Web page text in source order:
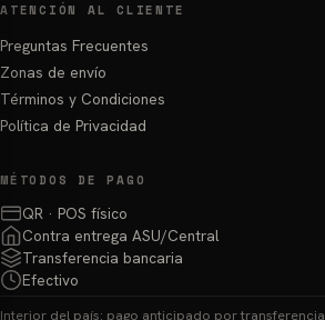
ATENCIÓN AL CLIENTE
Preguntas Frecuentes
Zonas de envío
Términos y Condiciones
Política de Privacidad
MÉTODOS DE PAGO
QR · POS físico
Contra entrega ASU/Central
Transferencia bancaria
Efectivo
Interior del país: pago anticipado por transferencia